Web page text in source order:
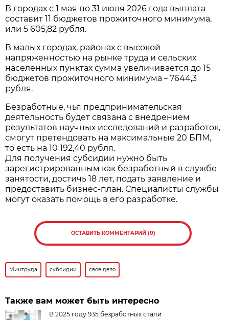
В городах с 1 мая по 31 июля 2026 года выплата
составит 11 бюджетов прожиточного минимума,
или 5 605,82 рубля.
В малых городах, районах с высокой
напряженностью на рынке труда и сельских
населенных пунктах сумма увеличивается до 15
бюджетов прожиточного минимума– 7644,3
рубля.
Безработные, чья предпринимательская
деятельность будет связана с внедрением
результатов научных исследований и разработок,
смогут претендовать на максимальные 20 БПМ,
то есть на 10 192,40 рубля.
Для получения субсидии нужно быть
зарегистрированным как безработный в службе
занятости, достичь 18 лет, подать заявление и
предоставить бизнес-план. Специалисты службы
могут оказать помощь в его разработке.
ОСТАВИТЬ КОММЕНТАРИЙ (0)
Минтруда субсидии свое дело
Также вам может быть интересно
В 2025 году 935 безработных стали